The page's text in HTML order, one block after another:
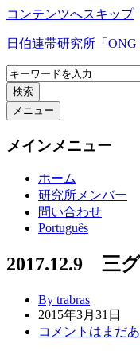
コンテンツへスキップ
日伯連帯研究所「ONG
検索
メニュー
メインメニュー
ホーム
研究所メンバー
問い合わせ
Português
2017.12.9 三
By trabras
2015年3月31日
コメントはまだ